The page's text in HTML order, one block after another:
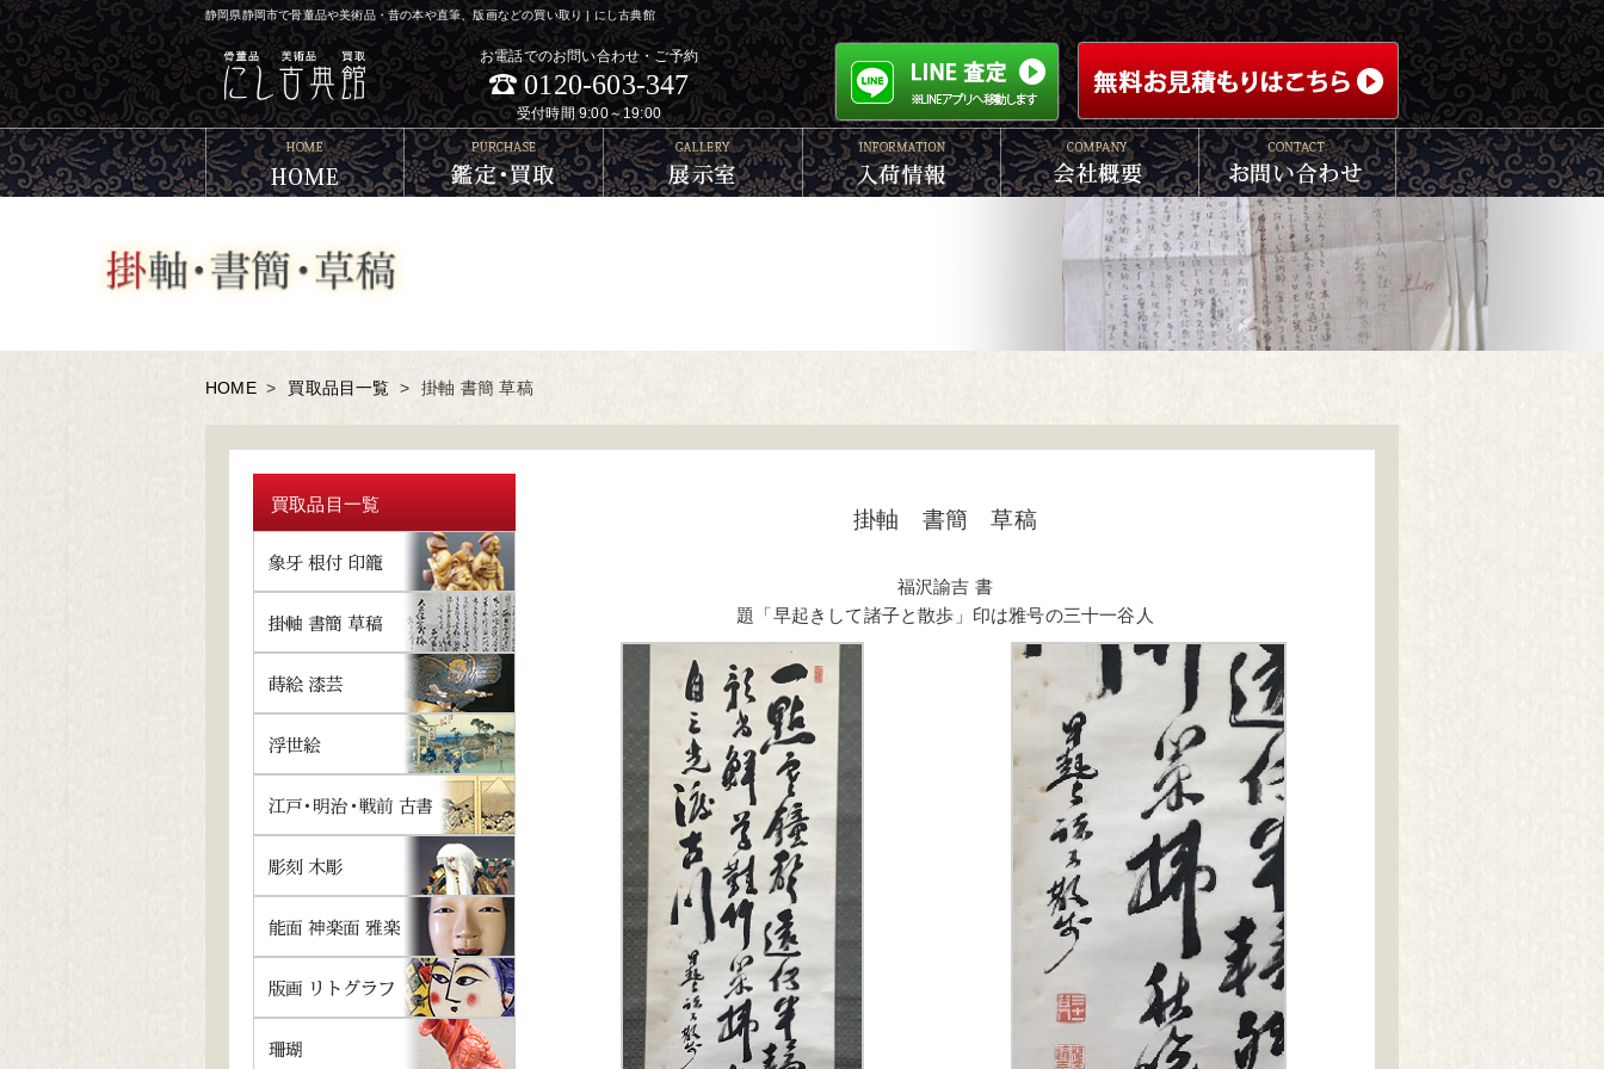
静岡県静岡市で骨董品や美術品・昔の本や直筆、版画などの買い取り | にし古典館
お電話でのお問い合わせ・ご予約
0120-603-347
受付時間 9:00～19:00
HOME> 買取品目一覧 > 掛軸 書簡 草稿
買取品目一覧
掛軸 書簡 草稿
福沢諭吉 書
題「早起きして諸子と散歩」印は雅号の三十一谷人